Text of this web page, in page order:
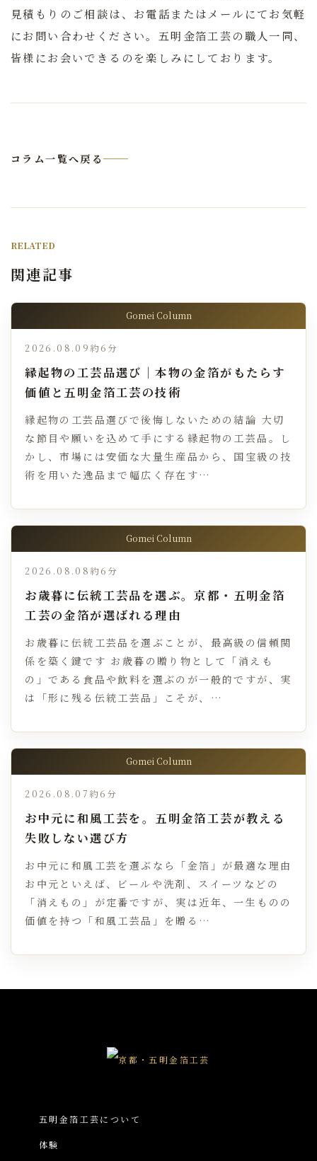
見積もりのご相談は、お電話またはメールにてお気軽
にお問い合わせください。五明金箔工芸の職人一同、
皆様にお会いできるのを楽しみにしております。
コラム一覧へ戻る
RELATED
関連記事
Gomei Column
2026.08.09 約6分
縁起物の工芸品選び｜本物の金箔がもたらす
価値と五明金箔工芸の技術
縁起物の工芸品選びで後悔しないための結論 大切
な節目や願いを込めて手にする縁起物の工芸品。し
かし、市場には安価な大量生産品から、国宝級の技
術を用いた逸品まで幅広く存在す…
Gomei Column
2026.08.08 約6分
お歳暮に伝統工芸品を選ぶ。京都・五明金箔
工芸の金箔が選ばれる理由
お歳暮に伝統工芸品を選ぶことが、最高級の信頼関
係を築く鍵です お歳暮の贈り物として「消えも
の」である食品や飲料を選ぶのが一般的ですが、実
は「形に残る伝統工芸品」こそが、…
Gomei Column
2026.08.07 約6分
お中元に和風工芸を。五明金箔工芸が教える
失敗しない選び方
お中元に和風工芸を選ぶなら「金箔」が最適な理由
お中元といえば、ビールや洗剤、スイーツなどの
「消えもの」が定番ですが、実は近年、一生ものの
価値を持つ「和風工芸品」を贈る…
五明金箔工芸について
体験